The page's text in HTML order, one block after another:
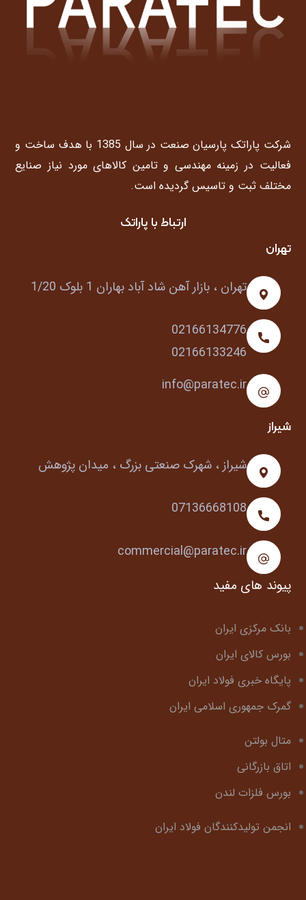
شرکت پاراتک پارسیان صنعت در سال 1385 با هدف ساخت و
فعالیت در زمینه مهندسی و تامین کالاهای مورد نیاز صنایع
مختلف ثبت و تاسیس گردیده است.
ارتباط با پاراتک
تهران
تهران ، بازار آهن شاد آباد بهاران 1 بلوک 1/20
02166134776
02166133246
info@paratec.ir
شیراز
شیراز ، شهرک صنعتی بزرگ ، میدان پژوهش
07136668108
commercial@paratec.ir
پیوند های مفید
بانک مرکزی ایران
بورس کالای ایران
پایگاه خبری فولاد ایران
گمرک جمهوری اسلامی ایران
متال بولتن
اتاق بازرگانی
بورس فلزات لندن
انجمن تولیدکنندگان فولاد ایران